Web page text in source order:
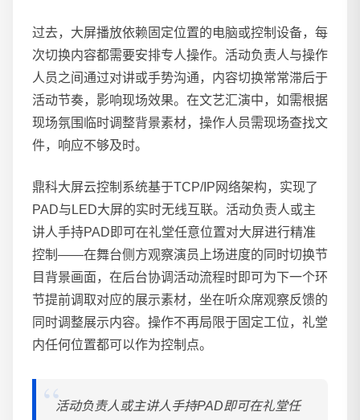
过去，大屏播放依赖固定位置的电脑或控制设备，每
次切换内容都需要安排专人操作。活动负责人与操作
人员之间通过对讲或手势沟通，内容切换常常滞后于
活动节奏，影响现场效果。在文艺汇演中，如需根据
现场氛围临时调整背景素材，操作人员需现场查找文
件，响应不够及时。
鼎科大屏云控制系统基于TCP/IP网络架构，实现了
PAD与LED大屏的实时无线互联。活动负责人或主
讲人手持PAD即可在礼堂任意位置对大屏进行精准
控制——在舞台侧方观察演员上场进度的同时切换节
目背景画面，在后台协调活动流程时即可为下一个环
节提前调取对应的展示素材，坐在听众席观察反馈的
同时调整展示内容。操作不再局限于固定工位，礼堂
内任何位置都可以作为控制点。
活动负责人或主讲人手持PAD即可在礼堂任